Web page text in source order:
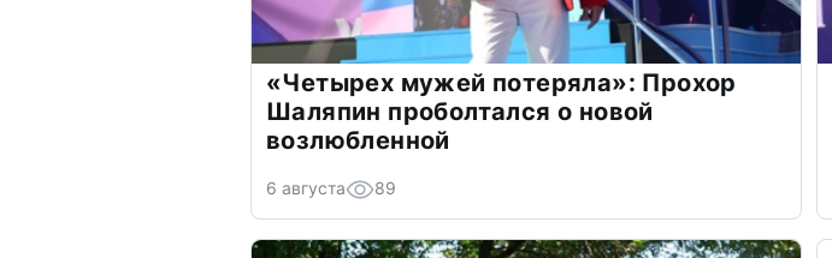
«Четырех мужей потеряла»: Прохор
Шаляпин проболтался о новой
возлюбленной
6 августа 89